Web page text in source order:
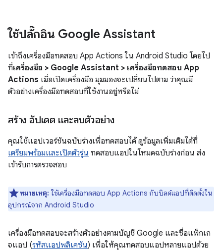
ใช้ปลั๊กอิน Google Assistant
เข้าถึงเครื่องมือทดสอบ App Actions ใน Android Studio โดยไป
ที่เครื่องมือ > Google Assistant > เครื่องมือทดสอบ App
Actions เมื่อเปิดเครื่องมือ มุมมองจะเปลี่ยนไปตาม ว่าคุณมี
ตัวอย่างเครื่องมือทดสอบที่ใช้งานอยู่หรือไม่
สร้าง อัปเดต และลบตัวอย่าง
คุณใช้แอปเวอร์ชันฉบับร่างเพื่อทดสอบได้ ดูข้อมูลเพิ่มเติมได้ที่
เตรียมพร้อมและเปิดตัวรุ่น ทดสอบแอปในโหมดฉบับร่างก่อน ส่ง
เข้ารับการตรวจสอบ
หมายเหตุ: ใช้เครื่องมือทดสอบ App Actions กับบิลด์แอปที่ติดตั้งใน
อุปกรณ์จาก Android Studio
เครื่องมือทดสอบจะสร้างตัวอย่างตามบัญชี Google และชื่อแพ็กเก
จแอป (รหัสแอปพลิเคชัน) เพื่อให้คุณทดสอบแอปหลายแอปด้วย